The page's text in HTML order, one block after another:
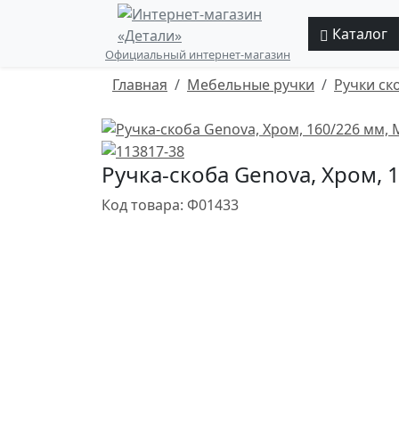
Официальный интернет-магазин
Каталог
Главная Мебельные ручки Ручки
Ручка-скоба Genova,
Код товара: Ф01433